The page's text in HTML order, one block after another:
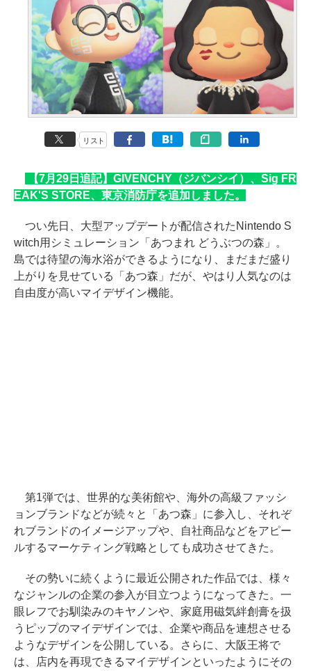
リスト
【7月29日追記】GIVENCHY（ジバンシイ）、Sig FR
EAK'S STORE、東京消防庁を追加しました。
つい先日、大型アップデートが配信されたNintendo S
witch用シミュレーション「あつまれ どうぶつの森」。
島では待望の海水浴ができるようになり、まだまだ盛り
上がりを見せている「あつ森」だが、やはり人気なのは
自由度が高いマイデザイン機能。
第1弾では、世界的な美術館や、海外の高級ファッシ
ョンブランドなどが続々と「あつ森」に参入し、それぞ
れブランドのイメージアップや、自社商品などをアピー
ルするマーケティング戦略としても成功させてきた。
その勢いに続くように最近公開された作品では、様々
なジャンルの企業の参入が目立つようになってきた。一
眼レフでお馴染みのキヤノンや、家庭用磁気絆創膏を扱
うピップのマイデザインでは、企業や商品を連想させる
ようなデザインを公開している。さらに、大阪王将で
は、店内を再現できるマイデザインといったようにその